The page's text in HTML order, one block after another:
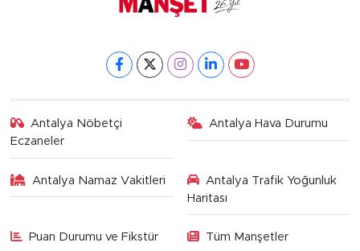
Antalya Nöbetçi
Eczaneler
Antalya Hava Durumu
Antalya Namaz Vakitleri
Antalya Trafik Yoğunluk
Haritası
Puan Durumu ve Fikstür Tüm Manşetler